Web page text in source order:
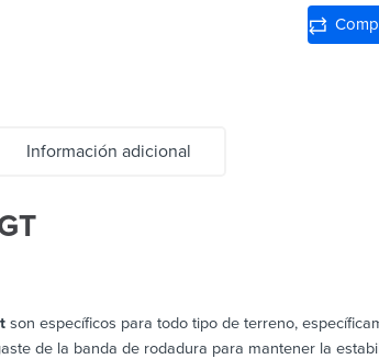
Información adicional
son específicos para todo tipo de terreno,
de la banda de rodadura para mantener la